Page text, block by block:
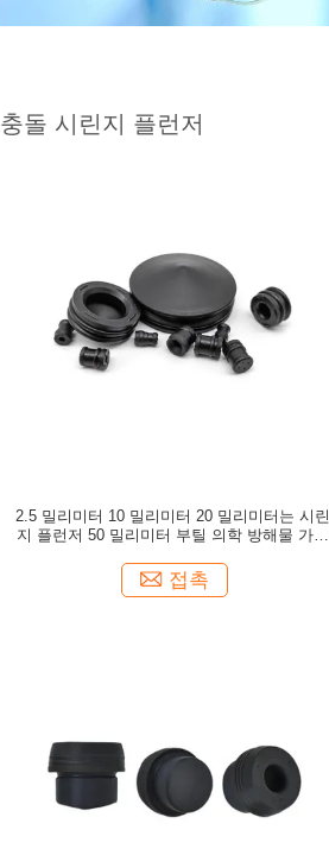
충돌 시린지 플런저
2.5 밀리미터 10 밀리미터 20 밀리미터는 시린
지 플런저 50 밀리미터 부틸 의학 방해물 가스
접촉